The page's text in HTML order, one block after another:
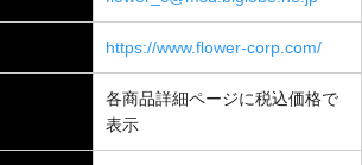
https://www.flower-corp.com/
各商品詳細ページに税込価格で
表示